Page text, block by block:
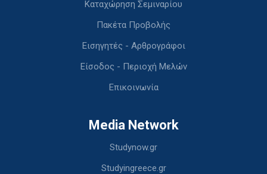
Καταχώρηση Σεμιναρίου
Πακέτα Προβολής
Εισηγητές - Αρθρογράφοι
Είσοδος - Περιοχή Μελών
Επικοινωνία
Media Network
Studynow.gr
Studyingreece.gr